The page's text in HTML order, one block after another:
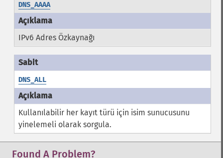
DNS_AAAA
IPv6 Adres Özkaynağı
DNS_ALL
Kullanılabilir her kayıt türü için isim sunucusunu
yinelemeli olarak sorgula.
Found A Problem?